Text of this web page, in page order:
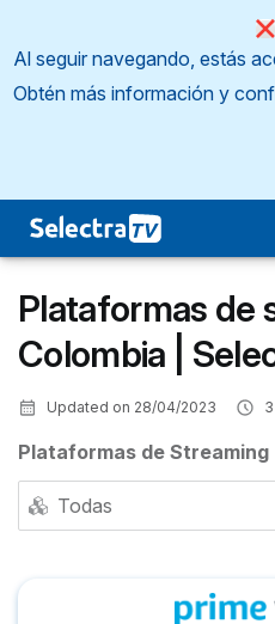
Al seguir navegando, estás
Obtén más información y
Plataformas de
Colombia |
Updated on 28/04/2023 3
Plataformas de Streaming
Todas